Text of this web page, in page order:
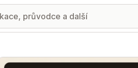
propagovaných obrázků